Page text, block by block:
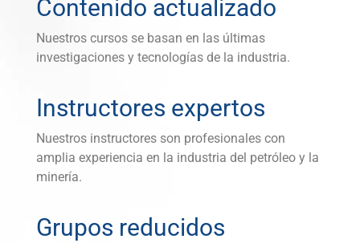
Contenido actualizado
Nuestros cursos se basan en las últimas
investigaciones y tecnologías de la industria.
Instructores expertos
Nuestros instructores son profesionales con
amplia experiencia en la industria del petróleo y la
minería.
Grupos reducidos